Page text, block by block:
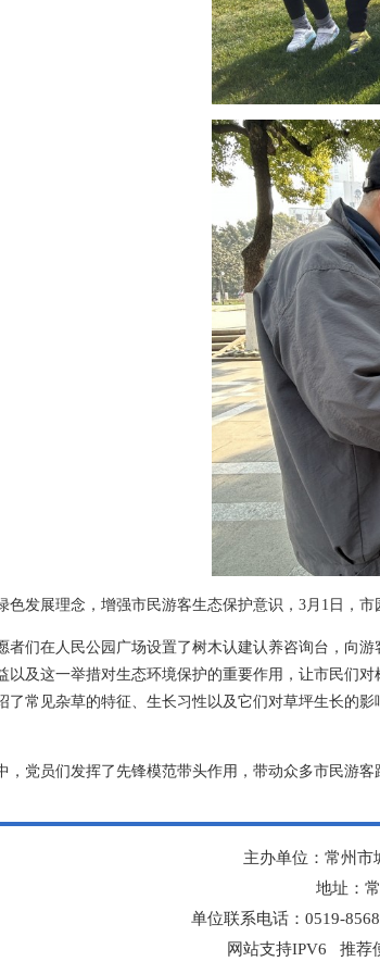
色发展理念，增强市民游客生态保护意识，3月1日，
者们在人民公园广场设置了树木认建认养咨询台，向
以及这一举措对生态环境保护的重要作用，让市民们
了常见杂草的特征、生长习性以及它们对草坪生长的
，党员们发挥了先锋模范带头作用，带动众多市民游
主办单位：常州市
地址：
单位联系电话：0519-
网站支持IPV6 推荐